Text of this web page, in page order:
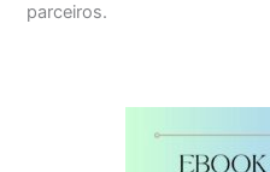
parceiros.